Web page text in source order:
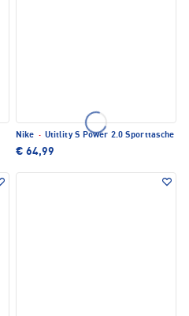
Nike · Utitlity S Power 2.0 Sporttasche
€ 64,99